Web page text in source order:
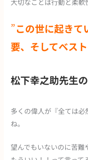
大切なことは行動と柔
”この世に起きて
要、そしてベス
松下幸之助先生の
多くの偉人が『全ては
ね。
望んでもいないのに苦難